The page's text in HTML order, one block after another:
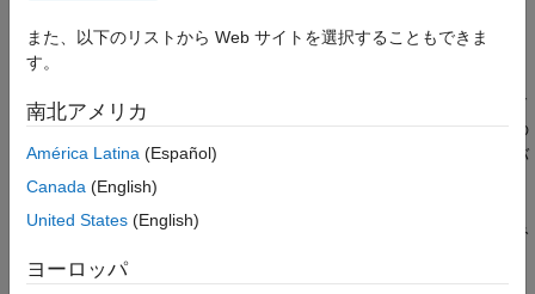
MISRA C++:2008 ルール
項目一覧
説明
例
チェック情報
参考
根拠
文字列として似ているが、異なる識別子を使用する場合、コード
内で意図せず間違った識別子を使用する可能性があります。この
ように文字列が似ていて間違いやすい識別子は、診断が困難なバ
グを引き起こす可能性があります。
明確に区別できる識別子を使用してください。以下の方法を組み
また、以下のリストから Web サイトを選択することもできま
す。
南北アメリカ
América Latina (Español)
Canada (English)
United States (English)
ヨーロッパ